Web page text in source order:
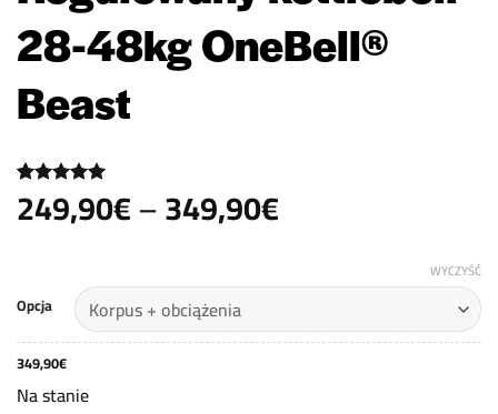
28-48kg OneBell®
Beast
Oceniony 5
na 5 na
3
249,90€–349,90€
249,90€
do
349,90€
Opcja
WYCZYŚĆ
349,90€
Na stanie